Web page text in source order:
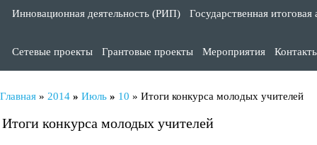
Инновационная деятельность (РИП) Государственная итоговая
Сетевые проекты Грантовые проекты Мероприятия
Главная » 2014 » Июль » 10 » Итоги конкурса молодых учителей
Итоги конкурса молодых учителей